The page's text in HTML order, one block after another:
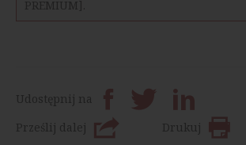
PREMIUM].
Udostępnij na
Prześlij dalej
Drukuj